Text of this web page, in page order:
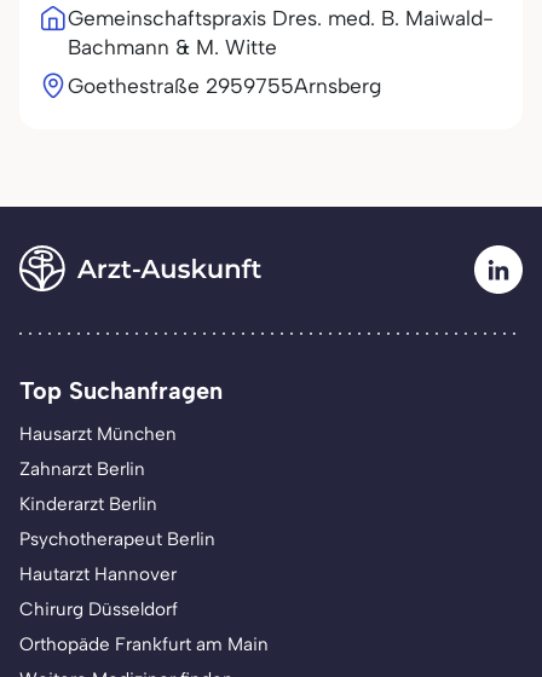
Gemeinschaftspraxis Dres. med. B. Maiwald-
Bachmann & M. Witte
Goethestraße 2959755Arnsberg
Top Suchanfragen
Hausarzt München
Zahnarzt Berlin
Kinderarzt Berlin
Psychotherapeut Berlin
Hautarzt Hannover
Chirurg Düsseldorf
Orthopäde Frankfurt am Main